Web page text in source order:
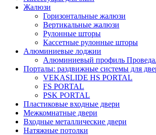
Жалюзи
Горизонтальные жалюзи
Вертикальные жалюзи
Рулонные шторы
Кассетные рулонные шторы
Алюминиевые лоджии
Алюминиевый профиль
Порталы: раздвижные системы для
VEKASLIDE HS PORTAL
FS PORTAL
PSK PORTAL
Пластиковые входные двери
Межкомнатные двери
Входные металлические двери
Натяжные потолки